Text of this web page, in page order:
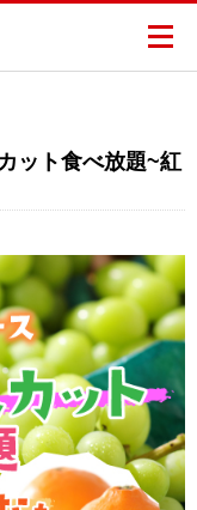
ット食べ放題~紅